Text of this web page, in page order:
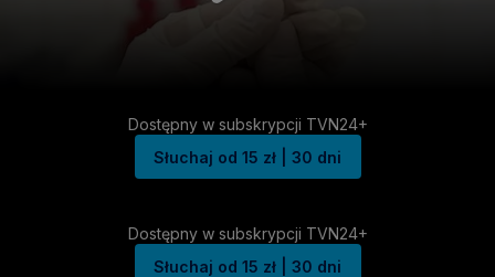
Dostępny w subskrypcji TVN24+
Słuchaj od 15 zł | 30 dni
Dostępny w subskrypcji TVN24+
Słuchaj od 15 zł | 30 dni